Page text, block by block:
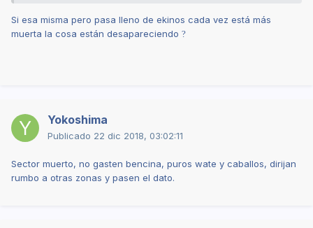
Si esa misma pero pasa lleno de ekinos cada vez está más
muerta la cosa están desapareciendo ?
Yokoshima
Publicado 22 dic 2018, 03:02:11
Sector muerto, no gasten bencina, puros wate y caballos, dirijan
rumbo a otras zonas y pasen el dato.